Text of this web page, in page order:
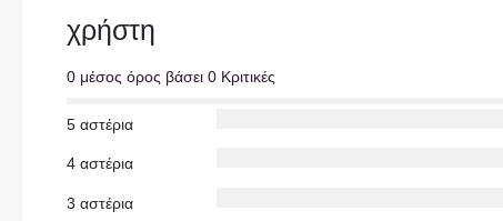
χρήστη
0 μέσος όρος βάσει 0 Κριτικές
5 αστέρια
4 αστέρια
3 αστέρια